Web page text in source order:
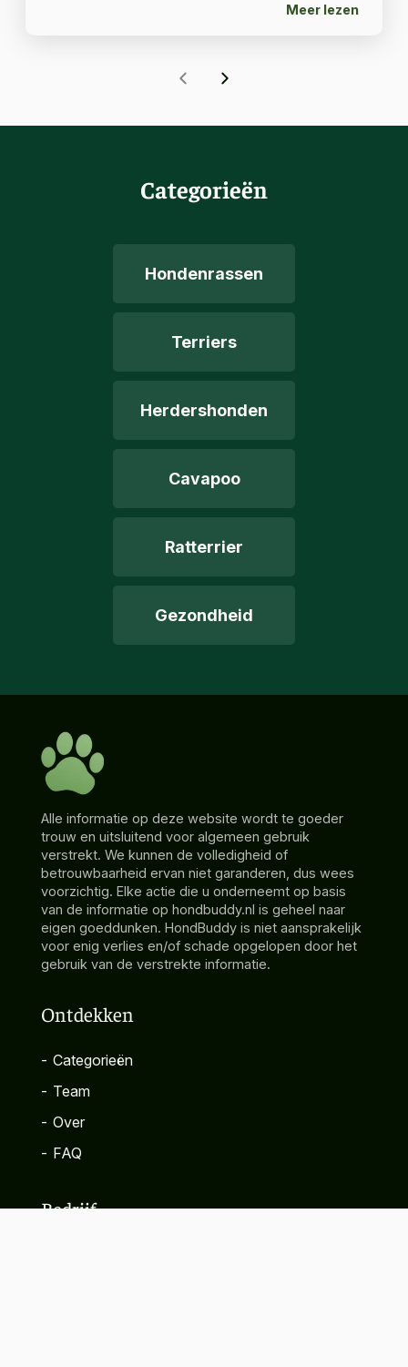
Meer lezen
Categorieën
Hondenrassen
Terriers
Herdershonden
Cavapoo
Ratterrier
Gezondheid
Alle informatie op deze website wordt te goeder
trouw en uitsluitend voor algemeen gebruik
verstrekt. We kunnen de volledigheid of
betrouwbaarheid ervan niet garanderen, dus wees
voorzichtig. Elke actie die u onderneemt op basis
van de informatie op hondbuddy.nl is geheel naar
eigen goeddunken. HondBuddy is niet aansprakelijk
voor enig verlies en/of schade opgelopen door het
gebruik van de verstrekte informatie.
Ontdekken
- Categorieën
- Team
- Over
- FAQ
Bedrijf